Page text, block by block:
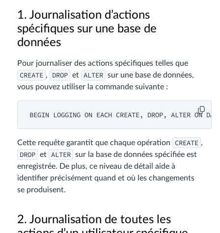
1. Journalisation d’actions
spécifiques sur une base de
données
Pour journaliser des actions spécifiques telles que
CREATE , DROP et ALTER sur une base de données,
vous pouvez utiliser la commande suivante :
BEGIN LOGGING ON EACH CREATE, DROP, ALTER ON
Cette requête garantit que chaque opération CREATE ,
DROP et ALTER sur la base de données spécifiée est
enregistrée. De plus, ce niveau de détail aide à
identifier précisément quand et où les changements
se produisent.
2. Journalisation de toutes les